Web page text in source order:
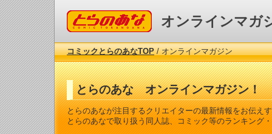
コミックとらのあな オンラインマガ
コミックとらのあなTOP/ オンラインマガジン
とらのあな オンラインマガジン！
とらのあなが注目するクリエイターの最新情報をお伝え
とらのあなで取り扱う同人誌、コミック等のランキング